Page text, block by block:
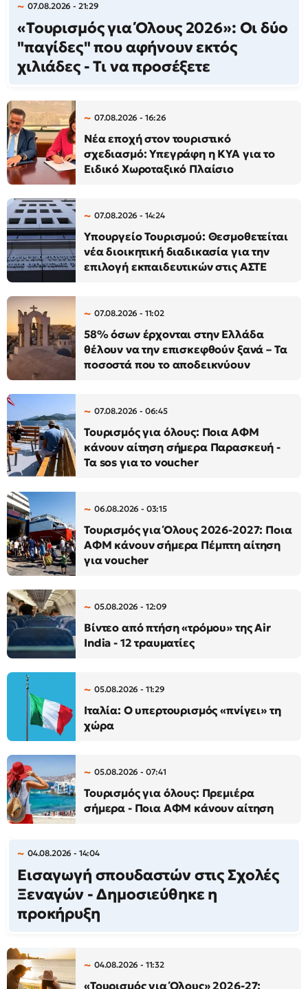
07.08.2026 - 21:29
«Τουρισμός για Όλους 2026»: Οι δύο
"παγίδες" που αφήνουν εκτός
χιλιάδες - Τι να προσέξετε
07.08.2026 - 16:26
Νέα εποχή στον τουριστικό
σχεδιασμό: Υπεγράφη η ΚΥΑ για το
Ειδικό Χωροταξικό Πλαίσιο
07.08.2026 - 14:24
Υπουργείο Τουρισμού: Θεσμοθετείται
νέα διοικητική διαδικασία για την
επιλογή εκπαιδευτικών στις ΑΣΤΕ
07.08.2026 - 11:02
58% όσων έρχονται στην Ελλάδα
θέλουν να την επισκεφθούν ξανά – Τα
ποσοστά που το αποδεικνύουν
07.08.2026 - 06:45
Τουρισμός για όλους: Ποια ΑΦΜ
κάνουν αίτηση σήμερα Παρασκευή -
Τα sos για το voucher
06.08.2026 - 03:15
Τουρισμός για Όλους 2026-2027: Ποια
ΑΦΜ κάνουν σήμερα Πέμπτη αίτηση
για voucher
05.08.2026 - 12:09
Βίντεο από πτήση «τρόμου» της Air
India - 12 τραυματίες
05.08.2026 - 11:29
Ιταλία: Ο υπερτουρισμός «πνίγει» τη
χώρα
05.08.2026 - 07:41
Τουρισμός για όλους: Πρεμιέρα
σήμερα - Ποια ΑΦΜ κάνουν αίτηση
04.08.2026 - 14:04
Εισαγωγή σπουδαστών στις Σχολές
Ξεναγών - Δημοσιεύθηκε η
προκήρυξη
04.08.2026 - 11:32
«Τουρισμός για Όλους» 2026-27: